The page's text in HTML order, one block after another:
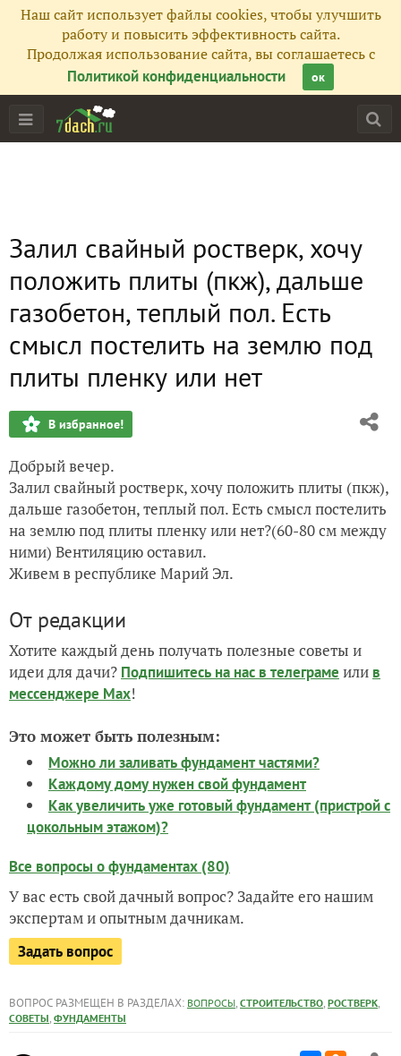
Наш сайт использует файлы cookies, чтобы улучшить
работу и повысить эффективность сайта.
Продолжая использование сайта, вы соглашаетесь с
Политикой конфиденциальности
ок
Залил свайный ростверк, хочу
положить плиты (пкж), дальше
газобетон, теплый пол. Есть
смысл постелить на землю под
плиты пленку или нет
В избранное!
Добрый вечер.
Залил свайный ростверк, хочу положить плиты (пкж),
дальше газобетон, теплый пол. Есть смысл постелить
на землю под плиты пленку или нет?(60-80 см между
ними) Вентиляцию оставил.
Живем в республике Марий Эл.
От редакции
Хотите каждый день получать полезные советы и
идеи для дачи? Подпишитесь на нас в телеграме или в
мессенджере Max!
Это может быть полезным:
Можно ли заливать фундамент частями?
Каждому дому нужен свой фундамент
Как увеличить уже готовый фундамент (пристрой с
цокольным этажом)?
Все вопросы о фундаментах (80)
У вас есть свой дачный вопрос? Задайте его нашим
экспертам и опытным дачникам.
Задать вопрос
ВОПРОС РАЗМЕЩЕН В РАЗДЕЛАХ: ВОПРОСЫ, СТРОИТЕЛЬСТВО, РОСТВЕРК,
СОВЕТЫ, ФУНДАМЕНТЫ